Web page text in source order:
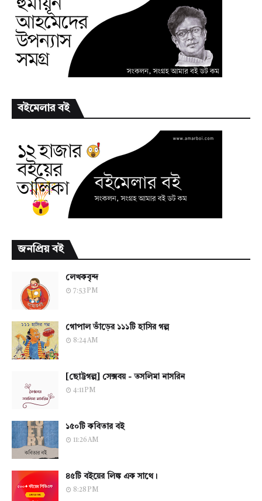
বইমেলার বই
জনপ্রিয় বই
লেখকবৃন্দ
7:53 PM
গোপাল ভাঁড়ের ১১১টি হাসির গল্প
8:24 AM
[ছোট্টগল্প] সেক্সবয় - তসলিমা নাসরিন
4:11 PM
১৫০টি কবিতার বই
11:26 AM
৪৫টি বইয়ের লিঙ্ক এক সাথে।
8:28 PM